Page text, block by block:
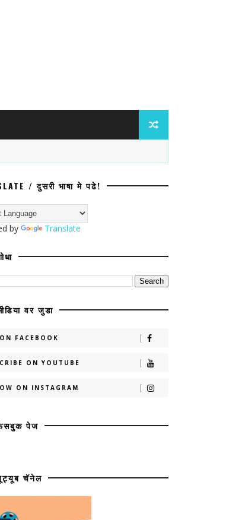
गुन्हा; प्रवेश
/ दुसरी भाषा मे पढे!
by Translate
वर जुडा
FACEBOOK
ON YOUTUBE
ON INSTAGRAM
पेज
चॅनेल